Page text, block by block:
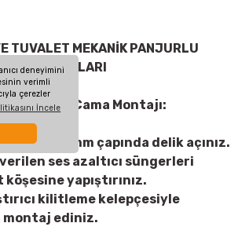
deneyimini
verimli
çerezler
İncele
TUVALET MEKANİK PANJURLU
AŞAMALARI
Aspiratör Cama Montajı:
Ø170 mm çapında delik açınız.
ses azaltıcı süngerleri
yapıştırınız.
kilitleme kelepçesiyle
montaj ediniz.